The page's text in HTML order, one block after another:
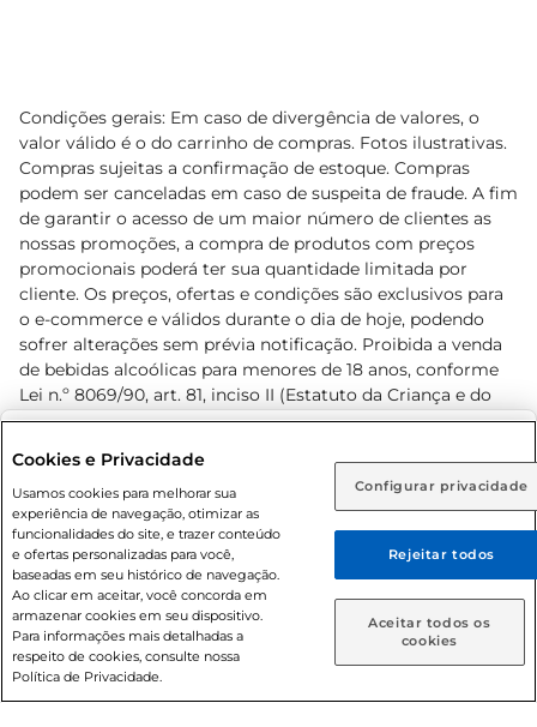
Rio de Janeiro (RJ) Goiás (GO)
Ou
Caso queira comprar online, informe como deseja receber
suas compras:
Entrega em casa Retire em Loja
Condições gerais: Em caso de divergência de valores, o
valor válido é o do carrinho de compras. Fotos ilustrativas.
Compras sujeitas a confirmação de estoque. Compras
podem ser canceladas em caso de suspeita de fraude. A fim
de garantir o acesso de um maior número de clientes as
nossas promoções, a compra de produtos com preços
promocionais poderá ter sua quantidade limitada por
cliente. Os preços, ofertas e condições são exclusivos para
o e-commerce e válidos durante o dia de hoje, podendo
sofrer alterações sem prévia notificação. Proibida a venda
de bebidas alcoólicas para menores de 18 anos, conforme
Lei n.º 8069/90, art. 81, inciso II (Estatuto da Criança e do
Adolescente). Preços e condições exclusivos para o
prévio. O valor mínimo para as compras on-line é de R$
80,00.
© 2026 Copyright. Todos os direitos
reservados Prezunic.
Cookies e Privacidade
Usamos cookies para melhorar sua
experiência de navegação, otimizar as
funcionalidades do site, e trazer conteúdo
e ofertas personalizadas para você,
baseadas em seu histórico de navegação.
Ao clicar em aceitar, você concorda em
armazenar cookies em seu dispositivo.
Para informações mais detalhadas a
respeito de cookies, consulte nossa
Política de Privacidade.
Configurar privacidade
Rejeitar todos
Aceitar todos os
cookies